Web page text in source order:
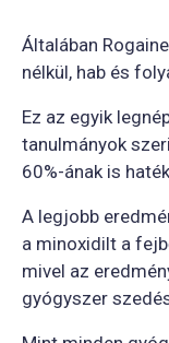
Általában
nélkül, hab és
Ez az egyik
tanulmányok
60%-ának is
A legjobb
a minoxidilt a
mivel az
gyógyszer